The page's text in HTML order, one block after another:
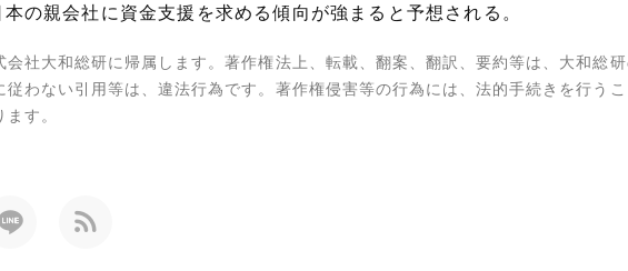
の親会社に資金支援を求める傾向が強まると予想される。
会社大和総研に帰属します。著作権法上、転載、翻案、翻訳、要約等は、大和総
わない引用等は、違法行為です。著作権侵害等の行為には、法的手続きを行う
す。